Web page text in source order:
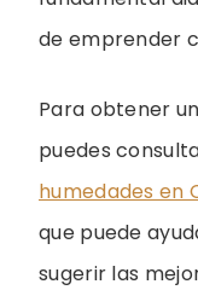
de emprender
Para obtener
puedes
humedades en
que puede
sugerir las